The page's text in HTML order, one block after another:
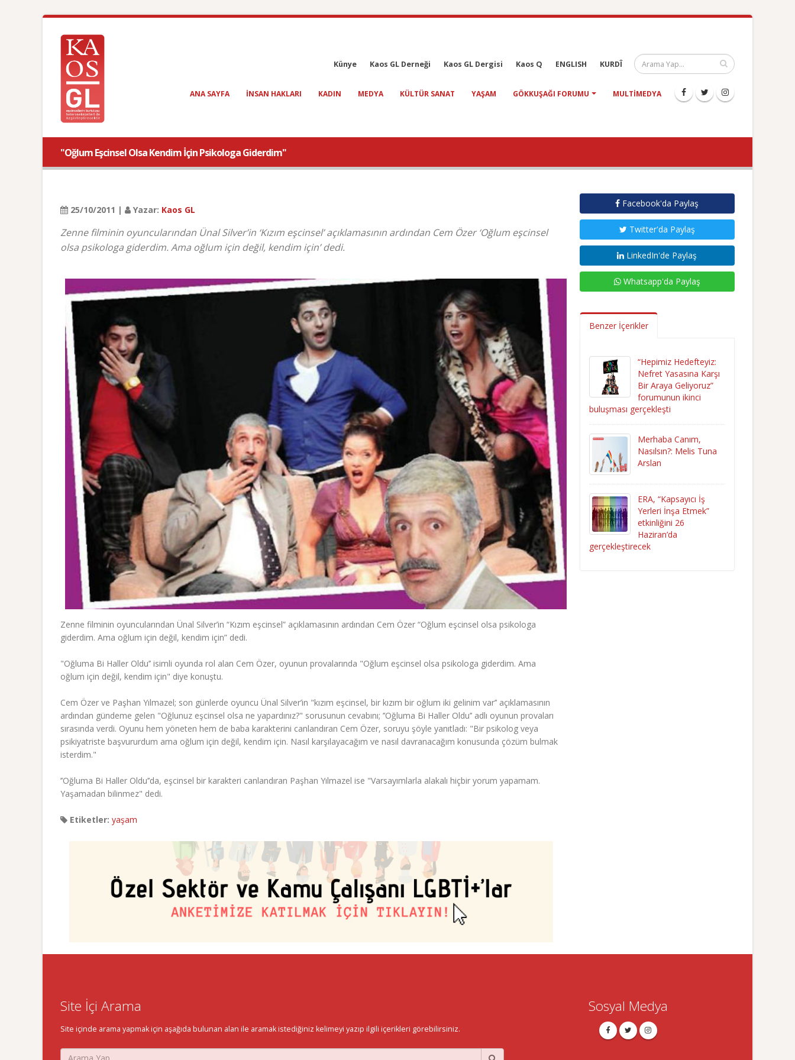
Künye Kaos GL Derneği Kaos GL Dergisi Kaos Q ENGLISH KURDÎ
ANA SAYFA INSAN HAKLARI KADIN MEDYA KÜLTÜR SANAT YAŞAM GÖKKUŞAĞI FORUMU MULTIMEDYA
"Oğlum Eşcinsel Olsa Kendim İçin Psikologa Giderdim"
25/10/2011 | Yazar: Kaos GL
Zenne filminin oyuncularından Ünal Silver’in ‘Kızım eşcinsel’ açıklamasının ardından Cem Özer ‘Oğlum eşcinsel
olsa psikologa giderdim. Ama oğlum için değil, kendim için’ dedi.
Zenne filminin oyuncularından Ünal Silver’in “Kızım eşcinsel” açıklamasının ardından Cem Özer “Oğlum eşcinsel olsa psikologa
giderdim. Ama oğlum için değil, kendim için” dedi.
"Oğluma Bi Haller Oldu’’ isimli oyunda rol alan Cem Özer, oyunun provalarında "Oğlum eşcinsel olsa psikologa giderdim. Ama
oğlum için değil, kendim için" diye konuştu.
Cem Özer ve Paşhan Yılmazel; son günlerde oyuncu Ünal Silver’in "kızım eşcinsel, bir kızım bir oğlum iki gelinim var’’ açıklamasının
ardından gündeme gelen "Oğlunuz eşcinsel olsa ne yapardınız?" sorusunun cevabını; ’’Oğluma Bi Haller Oldu’’ adlı oyunun provaları
sırasında verdi. Oyunu hem yöneten hem de baba karakterini canlandıran Cem Özer, soruyu şöyle yanıtladı: "Bir psikolog veya
psikiyatriste başvururdum ama oğlum için değil, kendim için. Nasıl karşılayacağım ve nasıl davranacağım konusunda çözüm bulmak
isterdim."
’’Oğluma Bi Haller Oldu’’da, eşcinsel bir karakteri canlandıran Paşhan Yılmazel ise "Varsayımlarla alakalı hiçbir yorum yapamam.
Yaşamadan bilinmez" dedi.
Etiketler: yaşam
Facebook'da Paylaş
Twitter'da Paylaş
LinkedIn'de Paylaş
Whatsapp'da Paylaş
Benzer İçerikler
“Hepimiz Hedefteyiz:
Nefret Yasasına Karşı
Bir Araya Geliyoruz”
forumunun ikinci
buluşması gerçekleşti
Merhaba Canım,
Nasılsın?: Melis Tuna
Arslan
ERA, “Kapsayıcı İş
Yerleri İnşa Etmek”
etkinliğini 26
Haziran’da
gerçekleştirecek
Site İçi Arama
Site içinde arama yapmak için aşağıda bulunan alan ile aramak istediğiniz kelimeyi yazıp ilgili içerikleri görebilirsiniz.
Sosyal Medya